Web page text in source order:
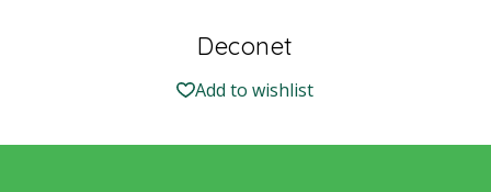
Deconet
Add to wishlist